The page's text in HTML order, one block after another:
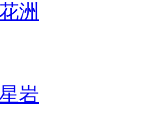
洲
岩